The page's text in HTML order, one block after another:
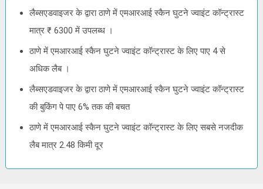
लैब्सएडवाइजर के द्वारा ठाणे में एमआरआई स्कैन घुटने ज्वाइंट कॉन्ट्रास्ट
मात्र ₹ 6300 में उपलब्ध ।
ठाणे में एमआरआई स्कैन घुटने ज्वाइंट कॉन्ट्रास्ट के लिए पाए 4 से
अधिक लैब ।
लैब्सएडवाइजर के द्वारा ठाणे में एमआरआई स्कैन घुटने ज्वाइंट कॉन्ट्रास्ट
की बुकिंग पे पाए 6% तक की बचत
ठाणे में एमआरआई स्कैन घुटने ज्वाइंट कॉन्ट्रास्ट के लिए सबसे नजदीक
लैब मात्र 2.48 किमी दूर